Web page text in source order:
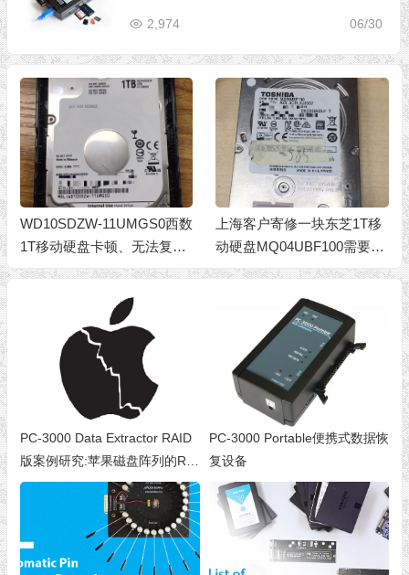
06/30
2,974
WD10SDZW-11UMGS0西数
1T移动硬盘卡顿、无法复
制、有坏道数据恢复
上海客户寄修一块东芝1T移
动硬盘MQ04UBF100需要二
次开盘恢复数据
PC-3000 Data Extractor RAID
版案例研究:苹果磁盘阵列的RA
W方式恢复数据
PC-3000 Portable便携式数据恢
复设备